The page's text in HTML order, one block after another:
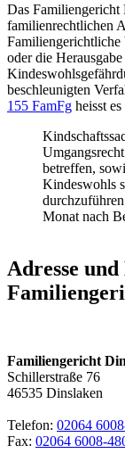
Das Familiengericht
familienrechtlichen
Familiengerichtliche
oder die
beschleunigten
155 FamFg heisst es
betreffen,
Kindeswohls
Monat nach
Adresse
Familiengericht
Schillerstraße 76
46535 Dinslaken
Telefon: 02064
Fax: 02064 6008-